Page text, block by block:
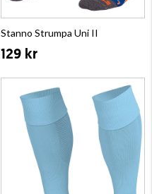
Stanno Strumpa Uni II
129 kr